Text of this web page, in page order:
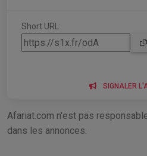
Short URL:
SIGNALER
Afariat.com n'est pas
dans les annonces.